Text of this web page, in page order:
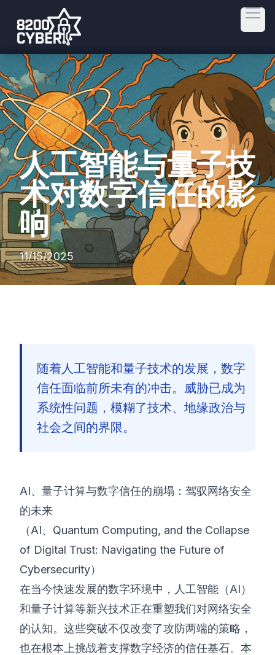
🇨🇳
©2026 8200 网络安全训练营
人工智能与量子技
术对数字信任的影
响
11/15/2025
随着人工智能和量子技术的发展，数字
信任面临前所未有的冲击。威胁已成为
系统性问题，模糊了技术、地缘政治与
社会之间的界限。
AI、量子计算与数字信任的崩塌：驾驭网络安全
的未来
（AI、Quantum Computing, and the Collapse
of Digital Trust: Navigating the Future of
Cybersecurity）
在当今快速发展的数字环境中，人工智能（AI）
和量子计算等新兴技术正在重塑我们对网络安全
的认知。这些突破不仅改变了攻防两端的策略，
也在根本上挑战着支撑数字经济的信任基石。本